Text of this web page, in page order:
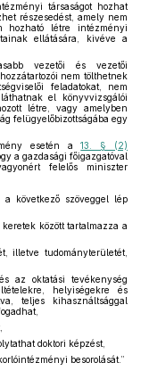
társaságot hozhat
részesedést, amely nem
hozható létre intézményi
ellátására, kivéve a
vezetői és vezetői
nem tölthetnek
feladatokat, nem
el könyvvizsgálói
létre, vagy amelyben
felügyelőbizottságába egy
esetén a13. § (2)
a gazdasági főigazgatóval
felelős miniszter
a következő szöveggel lép
között tartalmazza a
illetve tudományterületét,
az oktatási tevékenység
helyiségekre és
teljes kihasználtsággal
doktori képzést,
besorolását.”